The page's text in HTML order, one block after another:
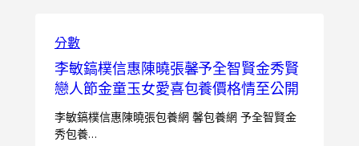
分數
李敏鎬樸信惠陳曉張馨予全智賢金秀賢
戀人節金童玉女愛喜包養價格情至公開
李敏鎬樸信惠陳曉張包養網 馨包養網 予全智賢金
秀包養…